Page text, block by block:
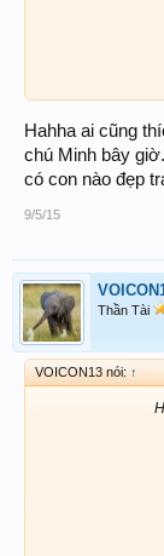
Hahha ai cũng
chú Minh bây
có con nào đẹp
9/5/15
Thần Tài
VOICON13 nói: ↑